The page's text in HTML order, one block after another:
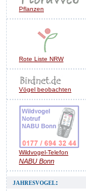
Pflanzen
Rote Liste NRW
Vögel beobachten
Wildvogel-Telefon
NABU Bonn
jahresvogel: